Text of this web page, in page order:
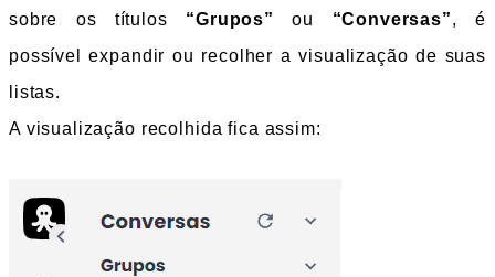
sobre os títulos “Grupos” ou “Conversas”, é
possível expandir ou recolher a visualização de suas
listas.
A visualização recolhida fica assim: